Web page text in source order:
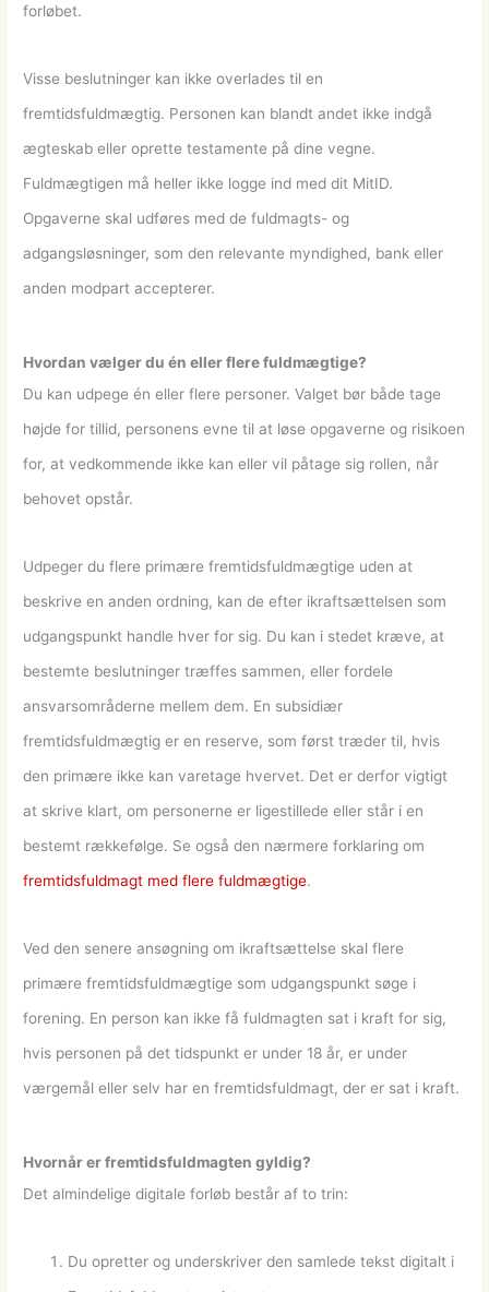
forløbet.
Visse beslutninger kan ikke overlades til en
fremtidsfuldmægtig. Personen kan blandt andet ikke indgå
ægteskab eller oprette testamente på dine vegne.
Fuldmægtigen må heller ikke logge ind med dit MitID.
Opgaverne skal udføres med de fuldmagts- og
adgangsløsninger, som den relevante myndighed, bank eller
anden modpart accepterer.
Hvordan vælger du én eller flere fuldmægtige?
Du kan udpege én eller flere personer. Valget bør både tage
højde for tillid, personens evne til at løse opgaverne og risikoen
for, at vedkommende ikke kan eller vil påtage sig rollen, når
behovet opstår.
Udpeger du flere primære fremtidsfuldmægtige uden at
beskrive en anden ordning, kan de efter ikraftsættelsen som
udgangspunkt handle hver for sig. Du kan i stedet kræve, at
bestemte beslutninger træffes sammen, eller fordele
ansvarsområderne mellem dem. En subsidiær
fremtidsfuldmægtig er en reserve, som først træder til, hvis
den primære ikke kan varetage hvervet. Det er derfor vigtigt
at skrive klart, om personerne er ligestillede eller står i en
bestemt rækkefølge. Se også den nærmere forklaring om
fremtidsfuldmagt med flere fuldmægtige.
Ved den senere ansøgning om ikraftsættelse skal flere
primære fremtidsfuldmægtige som udgangspunkt søge i
forening. En person kan ikke få fuldmagten sat i kraft for sig,
hvis personen på det tidspunkt er under 18 år, er under
værgemål eller selv har en fremtidsfuldmagt, der er sat i kraft.
Hvornår er fremtidsfuldmagten gyldig?
Det almindelige digitale forløb består af to trin:
Du opretter og underskriver den samlede tekst digitalt i